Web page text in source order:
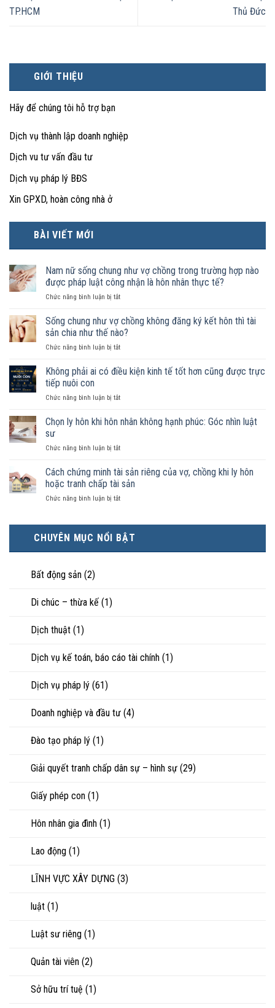
GIỚI THIỆU
Hãy để chúng tôi hỗ trợ bạn
Dịch vụ thành lập doanh nghiệp
Dịch vu tư vấn đầu tư
Dịch vụ pháp lý BĐS
Xin GPXD, hoàn công nhà ở
BÀI VIẾT MỚI
Nam nữ sống chung như vợ chồng trong trường hợp nào
được pháp luật công nhận là hôn nhân thực tế?
Chức năng bình luận bị tắtở
nữ
sống
chung
như
chồng
hợp
được
là
hôn
Sống chung như vợ chồng không đăng ký kết hôn thì tài
sản chia như thế nào?
Chức năng bình luận bị tắtở
chung
chồng
đăng
hôn
tài
sản
nào?
Không phải ai có điều kiện kinh tế tốt hơn cũng được trực
tiếp nuôi con
Chức năng bình luận bị tắtở
phải
điều
kinh
tế
hơn
trực
tiếp
nuôi
Chọn ly hôn khi hôn nhân không hạnh phúc: Góc nhìn luật
sư
Chức năng bình luận bị tắtở
ly
hôn
khi
hôn
hạnh
phúc:
Góc
Cách chứng minh tài sản riêng của vợ, chồng khi ly hôn
hoặc tranh chấp tài sản
Chức năng bình luận bị tắtở
tài
sản
chấp
CHUYÊN MỤC NỔI BẬT
Bất động sản (2)
Di chúc – thừa kế (1)
Dịch thuật (1)
Dịch vụ kế toán, báo cáo tài chính (1)
Dịch vụ pháp lý (61)
Doanh nghiệp và đầu tư (4)
Đào tạo pháp lý (1)
Giải quyết tranh chấp dân sự – hình sự (29)
Giấy phép con (1)
Hôn nhân gia đình (1)
Lao động (1)
LĨNH VỰC XÂY DỰNG (3)
luật (1)
Luật sư riêng (1)
Quản tài viên (2)
Sở hữu trí tuệ (1)
TP.HCM
Thủ Đức